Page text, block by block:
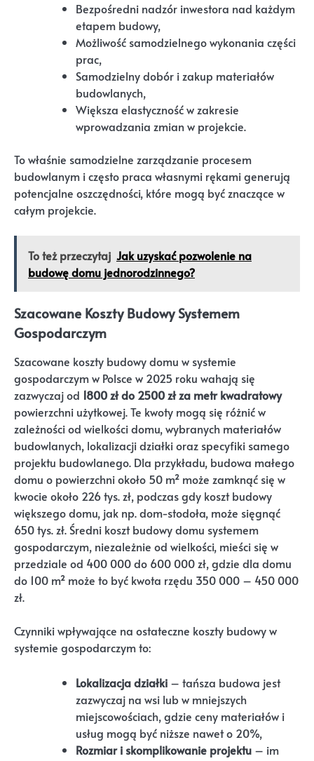
Bezpośredni nadzór inwestora nad każdym
etapem budowy,
Możliwość samodzielnego wykonania części
prac,
Samodzielny dobór i zakup materiałów
budowlanych,
Większa elastyczność w zakresie
wprowadzania zmian w projekcie.
To właśnie samodzielne zarządzanie procesem
budowlanym i często praca własnymi rękami generują
potencjalne oszczędności, które mogą być znaczące w
całym projekcie.
To też przeczytaj Jak uzyskać pozwolenie na
budowę domu jednorodzinnego?
Szacowane Koszty Budowy Systemem
Gospodarczym
Szacowane koszty budowy domu w systemie
gospodarczym w Polsce w 2025 roku wahają się
zazwyczaj od 1800 zł do 2500 zł za metr kwadratowy
powierzchni użytkowej. Te kwoty mogą się różnić w
zależności od wielkości domu, wybranych materiałów
budowlanych, lokalizacji działki oraz specyfiki samego
projektu budowlanego. Dla przykładu, budowa małego
domu o powierzchni około 50 m² może zamknąć się w
kwocie około 226 tys. zł, podczas gdy koszt budowy
większego domu, jak np. dom-stodoła, może sięgnąć
650 tys. zł. Średni koszt budowy domu systemem
gospodarczym, niezależnie od wielkości, mieści się w
przedziale od 400 000 do 600 000 zł, gdzie dla domu
do 100 m² może to być kwota rzędu 350 000 – 450 000
zł.
Czynniki wpływające na ostateczne koszty budowy w
systemie gospodarczym to:
Lokalizacja działki – tańsza budowa jest
zazwyczaj na wsi lub w mniejszych
miejscowościach, gdzie ceny materiałów i
usług mogą być niższe nawet o 20%,
Rozmiar i skomplikowanie projektu – im